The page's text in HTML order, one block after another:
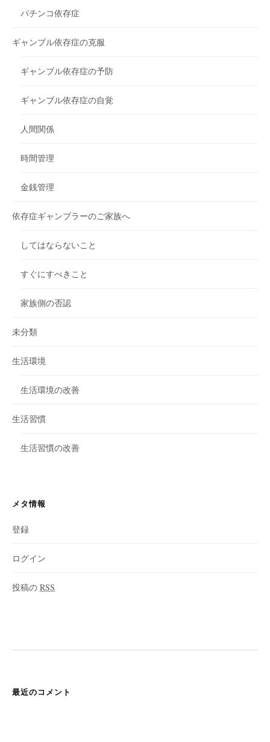
パチンコ依存症
ギャンブル依存症の克服
ギャンブル依存症の予防
ギャンブル依存症の自覚
人間関係
時間管理
金銭管理
依存症ギャンブラーのご家族へ
してはならないこと
すぐにすべきこと
家族側の否認
未分類
生活環境
生活環境の改善
生活習慣
生活習慣の改善
メタ情報
登録
ログイン
投稿の RSS
最近のコメント